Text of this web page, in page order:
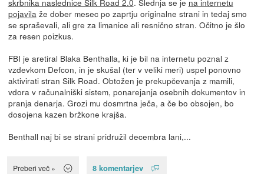
skrbnika naslednice Silk Road 2.0. Slednja se je na internetu
pojavilaže dober mesec po zaprtju originalne strani in tedaj smo
se spraševali, ali gre za limanice ali resnično stran. Očitno je šlo
za resen poizkus.
FBI je aretiral Blaka Benthalla, ki je bil na internetu poznal z
vzdevkom Defcon, in je skušal (ter v veliki meri) uspel ponovno
aktivirati stran Silk Road. Obtožen je prekupčevanja z mamili,
vdora v računalniški sistem, ponarejanja osebnih dokumentov in
pranja denarja. Grozi mu dosmrtna ječa, a če bo obsojen, bo
dosojena kazen bržkone krajša.
Benthall naj bi se strani pridružil decembra lani,...
Preberi več » 8 komentarjev